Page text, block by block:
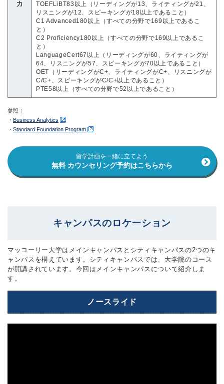
力
TOEFLiBT83以上（リーディングが13、ライティングが21、
リスニングが12、スピーキングが18以上であること）
C1 Advanced180以上（すべての分野で169以上であるこ
と）
C2 Proficiency180以上（すべての分野で169以上であるこ
と）
LanguageCert67以上（リーディングが60、ライティングが
64、リスニングが57、スピーキングが70以上であること）
OET（リーディングがC+、ライティングがC+、リスニングが
C/C+、スピーキングがC/C+以上であること）
PTE58以上（すべての分野で52以上であること）
参照：
・ Business Analytics
・ Standard Foundation Program
留学計画を一緒に立てよう
無料 カウンセリング予約はこちらから
キャンパスのロケーション
マッコーリー大学はメインキャンパスとシティキャンパスの2つのキ
ャンパスを構えています。シティキャンパスでは、大学院のコース
が開講されています。今回はメインキャンパスについて紹介しま
す。
ノースライド